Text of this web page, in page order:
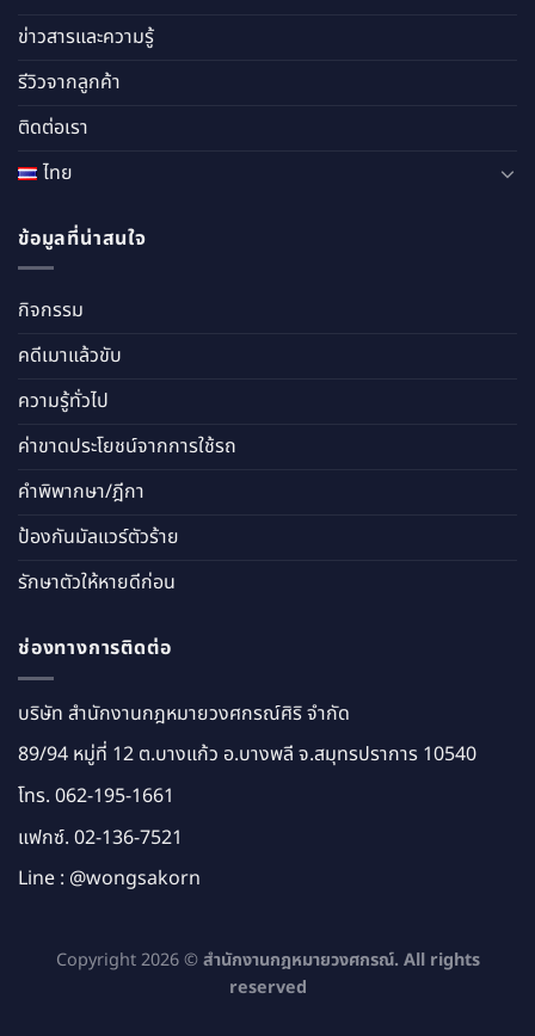
ข่าวสารและความรู้
รีวิวจากลูกค้า
ติดต่อเรา
ไทย
ข้อมูลที่น่าสนใจ
กิจกรรม
คดีเมาแล้วขับ
ความรู้ทั่วไป
ค่าขาดประโยชน์จากการใช้รถ
คำพิพากษา/ฎีกา
ป้องกันมัลแวร์ตัวร้าย
รักษาตัวให้หายดีก่อน
ช่องทางการติดต่อ
บริษัท สำนักงานกฎหมายวงศกรณ์ศิริ จำกัด
89/94 หมู่ที่ 12 ต.บางแก้ว อ.บางพลี จ.สมุทรปราการ 10540
โทร. 062-195-1661
แฟกซ์. 02-136-7521
Line : @wongsakorn
Copyright 2026 ©สำนักงานกฎหมายวงศกรณ์. All rights
reserved